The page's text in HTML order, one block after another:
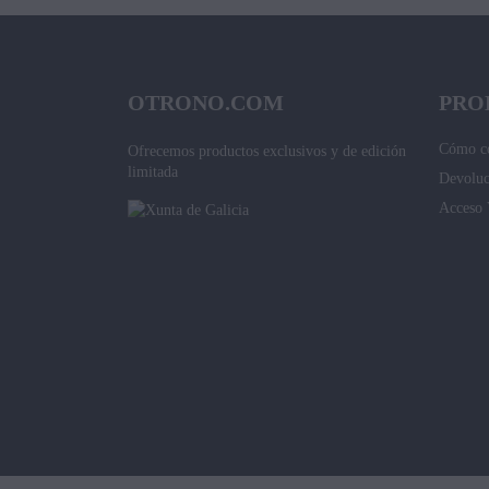
OTRONO.COM
Ofrecemos productos exclusivos y de edición
limitada
Cómo
Acceso